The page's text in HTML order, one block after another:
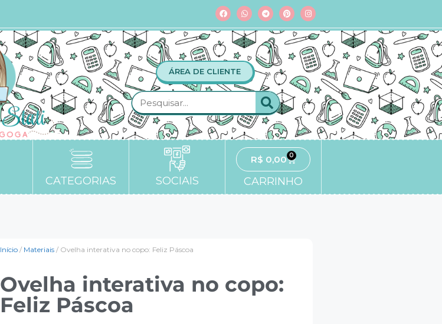
ÁREA DE CLIENTE
CATEGORIAS SOCIAIS
R$ 0,00 0
CARRINHO
Início / Materiais / Ovelha interativa no copo: Feliz Páscoa
Ovelha interativa no copo:
Feliz Páscoa